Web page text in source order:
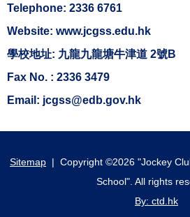
Telephone: 2336 6761
Website: www.jcgss.edu.hk
學校地址: 九龍九龍塘牛津道 2號B
Fax No. : 2336 3479
Email: jcgss@edb.gov.hk
Sitemap | Copyright ©2026 "Jockey
School". All rights
By: ctd.hk